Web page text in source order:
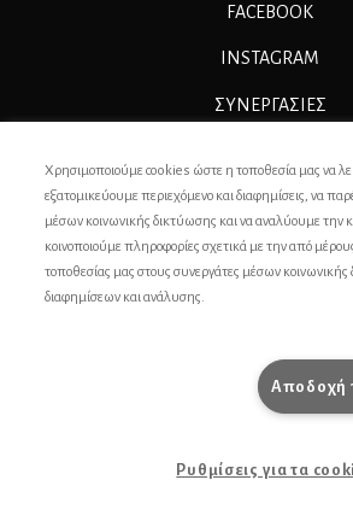
FACEBOOK
INSTAGRAM
ΣΥΝΕΡΓΑΣΊΕΣ
ΕΠΙΚΟΙΝΩΝΙΑ
ΣΥΝΤΕΛΕΣΤΕΣ
ΟΡΟΙ ΧΡΗΣΗΣ
Χρησιμοποιούμε cookies ώστε η τοποθεσία μας να
εξατομικεύουμε περιεχόμενο και διαφημίσεις, να
μέσων κοινωνικής δικτύωσης και να αναλύουμε την
κοινοποιούμε πληροφορίες σχετικά με την από
τοποθεσίας μας στους συνεργάτες μέσων
διαφημίσεων και ανάλυσης.
Αποδοχή
Ρυθμίσεις για τα